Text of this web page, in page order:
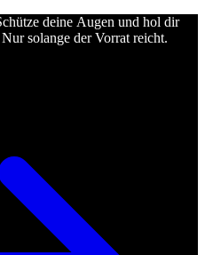
deine Augen und hol dir
solange der Vorrat reicht.